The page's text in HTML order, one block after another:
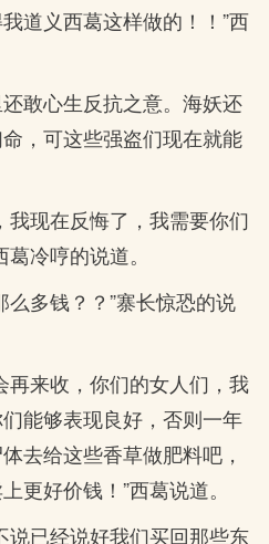
道义西葛这样做的！！”西
敢心生反抗之意。海妖还
，可这些强盗们现在就能
我现在反悔了，我需要你们
冷哼的说道。
多钱？？”寨长惊恐的说
再来收，你们的女人们，我
能够表现良好，否则一年
去给这些香草做肥料吧，
更好价钱！”西葛说道。
已经说好我们买回那些东